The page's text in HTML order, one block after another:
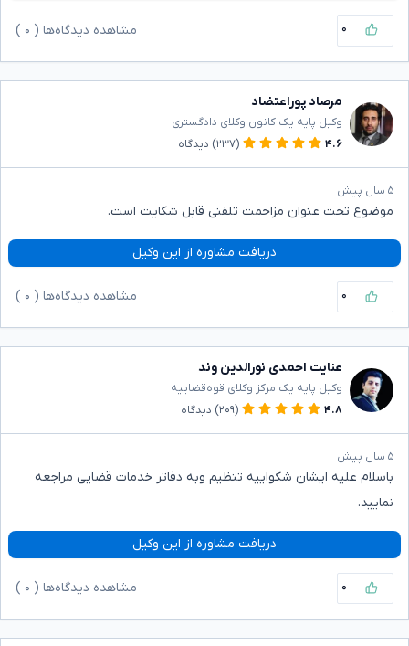
۰ مشاهده دیدگاه‌ها ( ۰
مرصاد پوراعتضاد
وکیل پایه یک کانون وکلای دادگستری
۴.۶
(۲۳۷) دیدگاه
۵ سال پیش
موضوع تحت عنوان مزاحمت تلفنی قابل شکایت است.
دریافت مشاوره از این وکیل
۰ مشاهده دیدگاه‌ها ( ۰
عنایت احمدی نورالدین وند
وکیل پایه یک مرکز وکلای قوه‌قضاییه
۴.۸
(۲۰۹) دیدگاه
۵ سال پیش
باسلام علیه ایشان شکواییه تنظیم وبه دفاتر خدمات قضایی مراجعه
نمایید.
دریافت مشاوره از این وکیل
۰ مشاهده دیدگاه‌ها ( ۰